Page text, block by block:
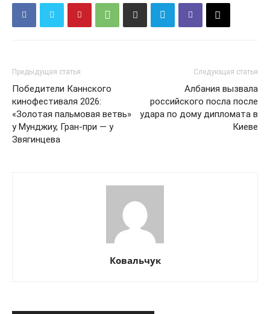
КавПолит
Предыдущая статья
Победители Каннского
кинофестиваля 2026:
«Золотая пальмовая ветвь»
у Мунджиу, Гран-при — у
Звягинцева
Следующая статья
Албания вызвала
российского посла после
удара по дому дипломата в
Киеве
Ковальчук